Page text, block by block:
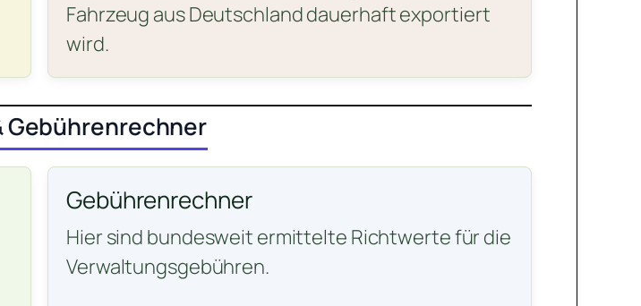
Fahrzeug aus Deutschland dauerhaft exportiert
wird.
Gebührenrechner
Gebührenrechner
Hier sind bundesweit ermittelte Richtwerte für die
Verwaltungsgebühren.